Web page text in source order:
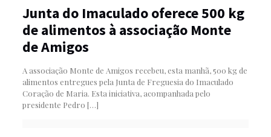
Junta do Imaculado oferece 500 kg
de alimentos à associação Monte
de Amigos
A associação Monte de Amigos recebeu, esta manhã, 500 kg de
alimentos entregues pela Junta de Freguesia do Imaculado
Coração de Maria. Esta iniciativa, acompanhada pelo
presidente Pedro […]